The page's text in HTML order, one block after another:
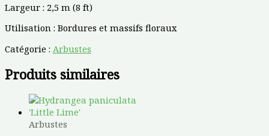
Largeur : 2,5 m (8 ft)
Utilisation : Bordures et massifs floraux
Catégorie : Arbustes
Produits similaires
Arbustes